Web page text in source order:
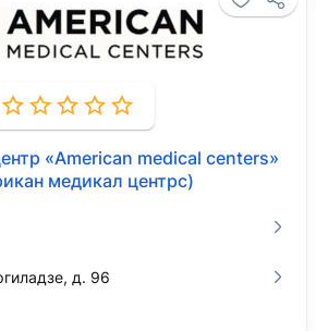
«American medical centers»
медикал центрс)
д. 96